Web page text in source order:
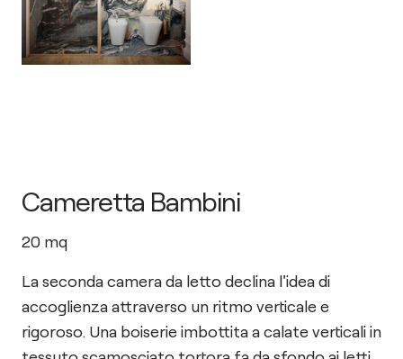
Cameretta Bambini
20 mq
La seconda camera da letto declina l'idea di
accoglienza attraverso un ritmo verticale e
rigoroso. Una boiserie imbottita a calate verticali in